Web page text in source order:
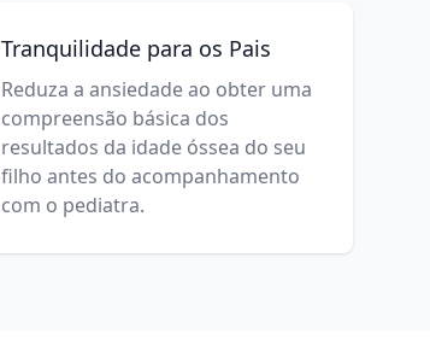
Tranquilidade para os Pais
Reduza a ansiedade ao obter uma
compreensão básica dos
resultados da idade óssea do seu
filho antes do acompanhamento
com o pediatra.